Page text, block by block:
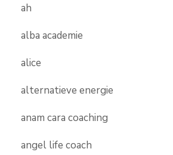
ah
alba academie
alice
alternatieve energie
anam cara coaching
angel life coach